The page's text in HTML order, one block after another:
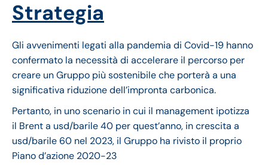
Strategia
Gli avvenimenti legati alla pandemia di Covid-19 hanno
confermato la necessità di accelerare il percorso per
creare un Gruppo più sostenibile che porterà a una
significativa riduzione dell’impronta carbonica.
Pertanto, in uno scenario in cui il management ipotizza
il Brent a usd/barile 40 per quest’anno, in crescita a
usd/barile 60 nel 2023, il Gruppo ha rivisto il proprio
Piano d’azione 2020-23